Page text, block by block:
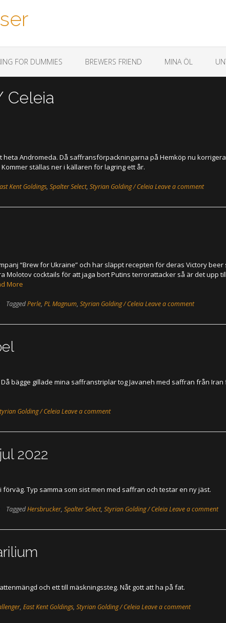
FOR DUMMIES BREWERS FRIEND MINA ÖL
Celeia
heta Andromeda. Då saffransförpackningarna på Hemköp nu
ställas ner i källaren för lagring ett år.
Kent Goldings, Spalter Select, Styrian Golding / CeleiaLeave a comment
“Brew for Ukraine” och har släppt recepten för deras Victory beer
Molotov cocktails för att jaga bort Putins terrorattacker så är det upp
More
TaggedPerle, PL Magnum, Styrian Golding / CeleiaLeave a comment
bägge gillade mina saffranstriplar tog Javaneh med saffran från Iran
Golding / CeleiaLeave a comment
2022
Typ samma som sist men med saffran och testar en ny jäst.
TaggedHersbrucker, Spalter Select, Styrian Golding / CeleiaLeave a comment
och ett till mäskningssteg. Nåt gott att ha på fat.
, East Kent Goldings, Styrian Golding / CeleiaLeave a comment